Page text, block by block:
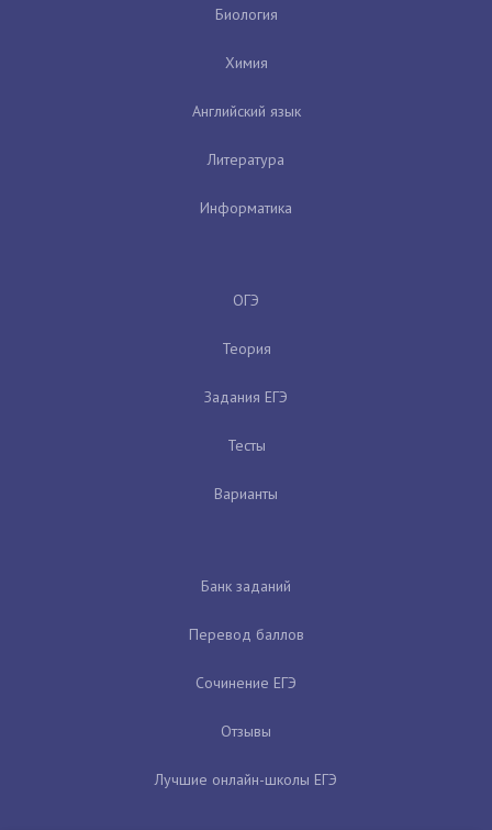
Биология
Химия
Английский язык
Литература
Информатика
ОГЭ
Теория
Задания ЕГЭ
Тесты
Варианты
Банк заданий
Перевод баллов
Сочинение ЕГЭ
Отзывы
Лучшие онлайн-школы ЕГЭ